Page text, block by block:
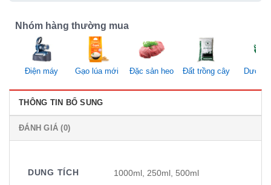
Nhóm hàng thường mua
Điện máy Gạo lúa mới Đặc sản heo Đất trồng cây Dược
THÔNG TIN BỔ SUNG
ĐÁNH GIÁ (0)
DUNG TÍCH 1000ml, 250ml, 500ml